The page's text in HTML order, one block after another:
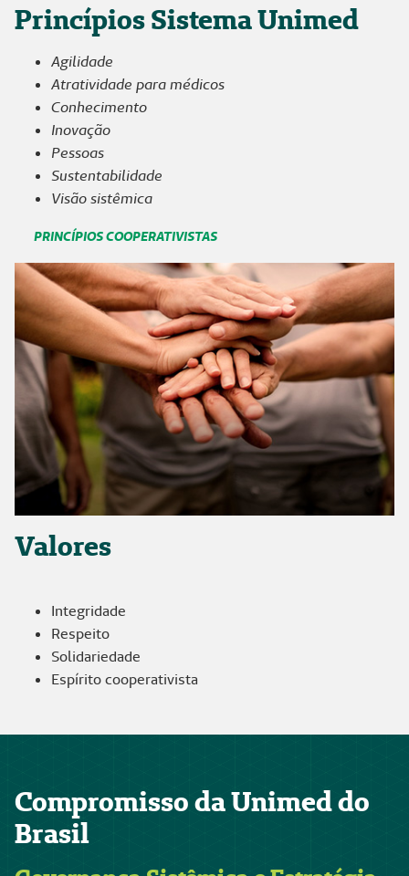
Princípios Sistema Unimed
Agilidade
Atratividade para médicos
Conhecimento
Inovação
Pessoas
Sustentabilidade
Visão sistêmica
PRINCÍPIOS COOPERATIVISTAS
Valores
Integridade
Respeito
Solidariedade
Espírito cooperativista
Compromisso da Unimed do
Brasil